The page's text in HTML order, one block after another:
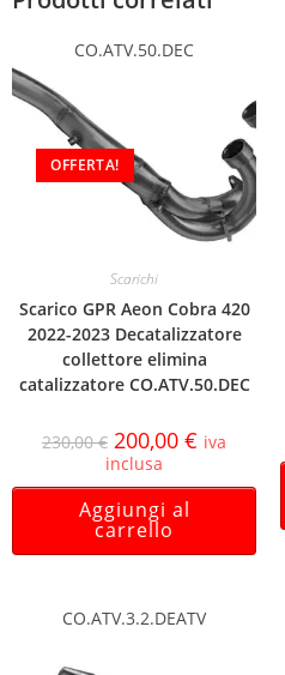
CO.ATV.50.DEC
OFFERTA!
Scarichi
Scarico GPR Aeon Cobra 420
2022-2023 Decatalizzatore
collettore elimina
catalizzatore CO.ATV.50.DEC
230,00€ 200,00 € iva
inclusa
Aggiungi al
carrello
CO.ATV.3.2.DEATV